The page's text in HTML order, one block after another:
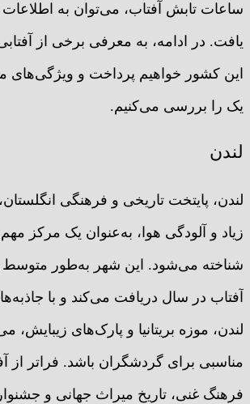
ساعات تابش آفتاب، می‌توان به
یافت. در ادامه، به معرفی برخی از
این کشور خواهیم پرداخت و ویژگی‌های
یک را بررسی می‌کنیم.
لندن
لندن، پایتخت تاریخی و فرهنگی
زیاد و آلودگی هوا، به‌عنوان یک مرکز
آفتاب در سال دریافت می‌کند و با
لندن، موزه بریتانیا و پارک‌های زیبایش،
مناسبی برای گردشگران باشد. فراتر از
فرهنگ غنی، تاریخ میراث جهانی و